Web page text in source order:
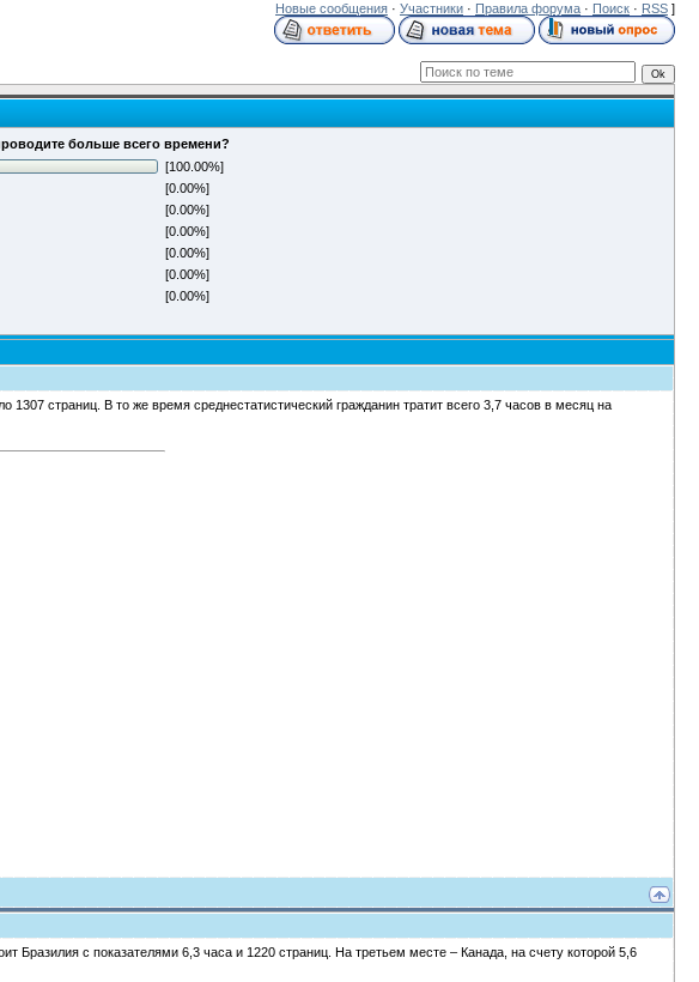
Новые сообщения · Участники · Правила форума · Поиск · RSS ]
больше всего времени?
[100.00%]
[0.00%]
[0.00%]
[0.00%]
[0.00%]
[0.00%]
[0.00%]
страниц. В то же время среднестатистический гражданин тратит всего 3,7 часов в месяц на
Бразилия с показателями 6,3 часа и 1220 страниц. На третьем месте – Канада, на счету которой 5,6